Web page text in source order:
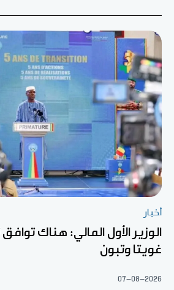
أخبار
الوزير الأول المالي: هناك توافق
غويتا وتبون
07-08-2026